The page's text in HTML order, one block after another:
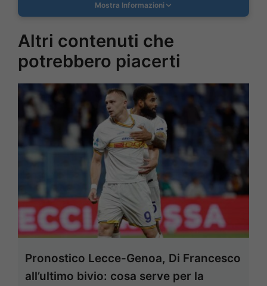
Mostra Informazioni
Altri contenuti che
potrebbero piacerti
Pronostico Lecce-Genoa, Di Francesco
all’ultimo bivio: cosa serve per la